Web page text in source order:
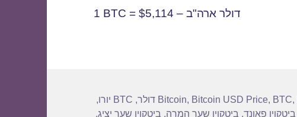
1 BTC = $5,114 – דולר ארה"ב
Bitcoin, Bitcoin USD Price, BTC,
, BTC יורו
,
ביטקוין פאונד, ביטקוין שער המרה, ביטקוין שער יציג,